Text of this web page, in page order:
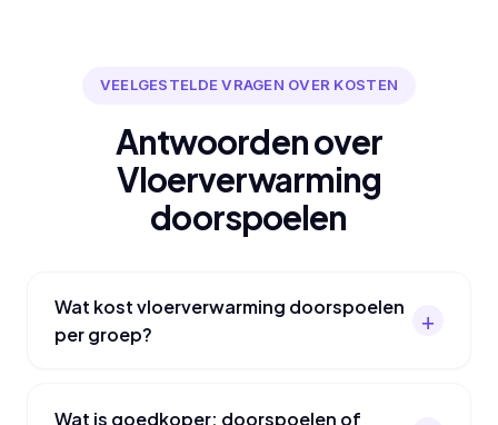
VEELGESTELDE VRAGEN OVER KOSTEN
Antwoorden over
Vloerverwarming
doorspoelen
Wat kost vloerverwarming doorspoelen
per groep?
Wat is goedkoper: doorspoelen of